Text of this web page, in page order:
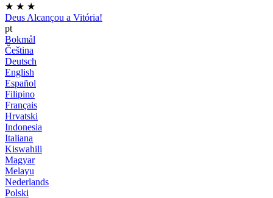
★ ★ ★
Deus Alcançou a Vitória!
pt
Bokmål
Čeština
Deutsch
English
Español
Filipino
Français
Hrvatski
Indonesia
Italiana
Kiswahili
Magyar
Melayu
Nederlands
Polski